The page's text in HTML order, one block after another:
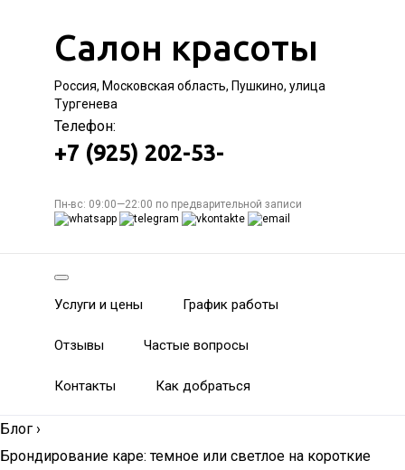
Салон красоты
Россия, Московская область, Пушкино, улица
Тургенева
Телефон:
+7 (925) 202-53-
Пн-вс: 09:00—22:00 по предварительной записи
Услуги и цены График работы
Отзывы Частые вопросы
Контакты Как добраться
Блог ›
Брондирование каре: темное или светлое на короткие